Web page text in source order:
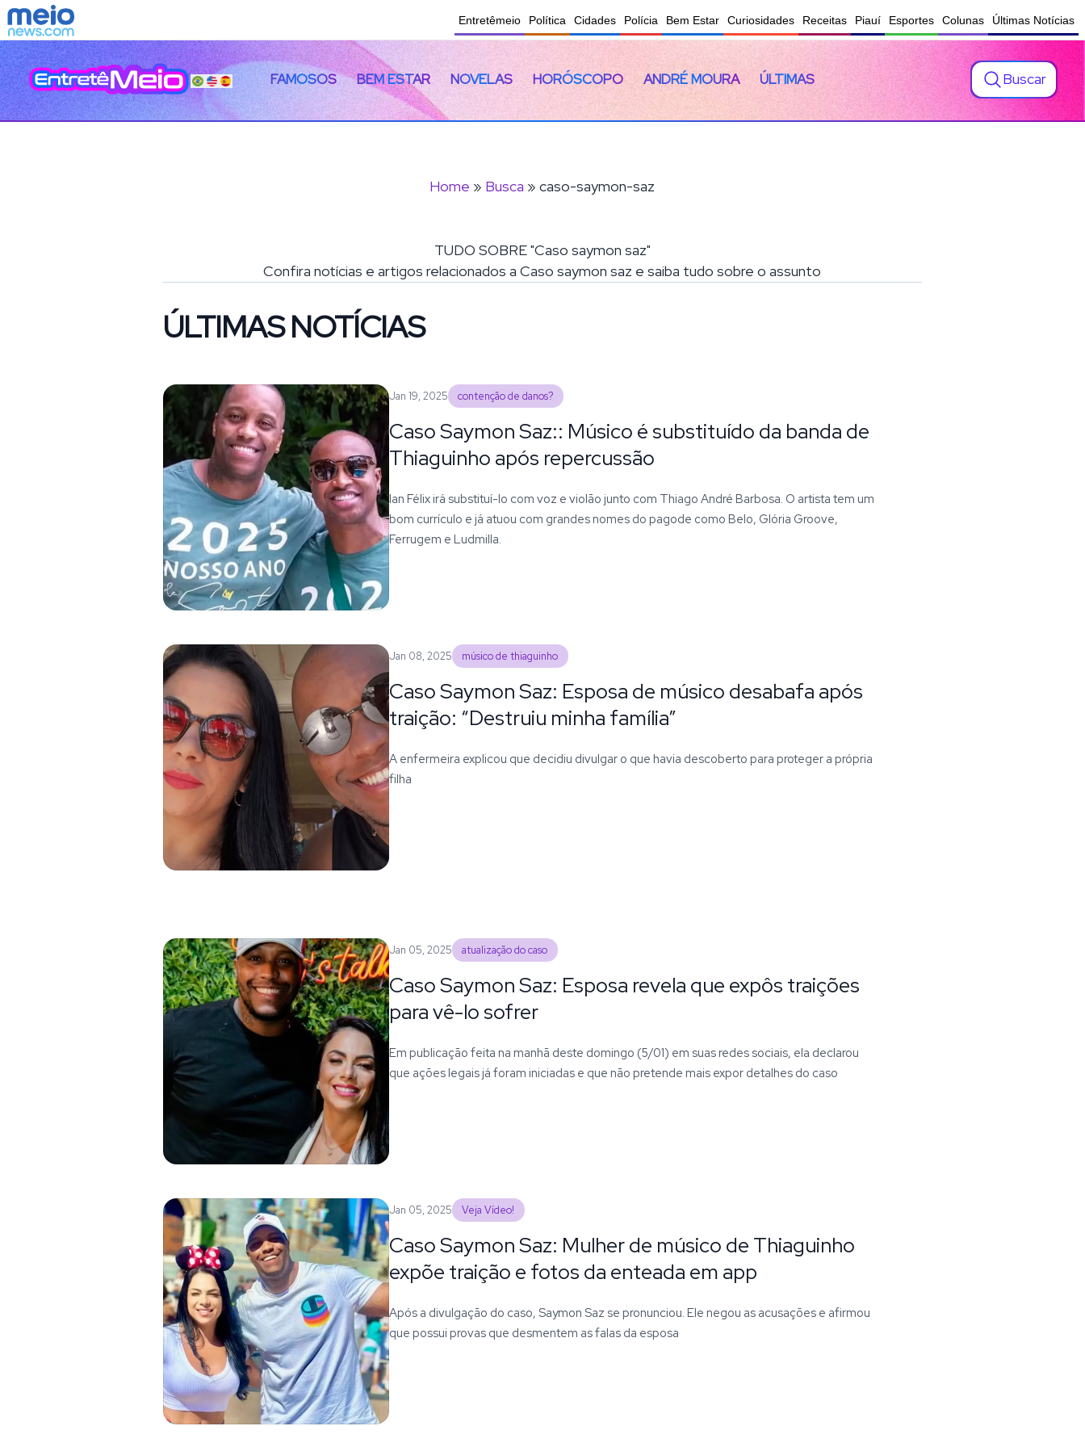
Entretêmeio Política Cidades Polícia Bem Estar Curiosidades Receitas Piauí Esportes Colunas Últimas Notícias
FAMOSOS BEM ESTAR NOVELAS HORÓSCOPO ANDRÉ MOURA ÚLTIMAS Buscar
Home » Busca » caso-saymon-saz
TUDO SOBRE "Caso saymon saz"
Confira notícias e artigos relacionados a Caso saymon saz e saiba tudo sobre o assunto
ÚLTIMAS NOTÍCIAS
Jan 19, 2025 contenção de danos?
Caso Saymon Saz:: Músico é substituído da banda de
Thiaguinho após repercussão
Ian Félix irá substituí-lo com voz e violão junto com Thiago André Barbosa. O artista tem um
bom currículo e já atuou com grandes nomes do pagode como Belo, Glória Groove,
Ferrugem e Ludmilla.
Jan 08, 2025 músico de thiaguinho
Caso Saymon Saz: Esposa de músico desabafa após
traição: “Destruiu minha família”
A enfermeira explicou que decidiu divulgar o que havia descoberto para proteger a própria
filha
Jan 05, 2025 atualização do caso
Caso Saymon Saz: Esposa revela que expôs traições
para vê-lo sofrer
Em publicação feita na manhã deste domingo (5/01) em suas redes sociais, ela declarou
que ações legais já foram iniciadas e que não pretende mais expor detalhes do caso
Jan 05, 2025 Veja Vídeo!
Caso Saymon Saz: Mulher de músico de Thiaguinho
expõe traição e fotos da enteada em app
Após a divulgação do caso, Saymon Saz se pronunciou. Ele negou as acusações e afirmou
que possui provas que desmentem as falas da esposa